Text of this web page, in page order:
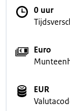
0 uur
Euro
EUR